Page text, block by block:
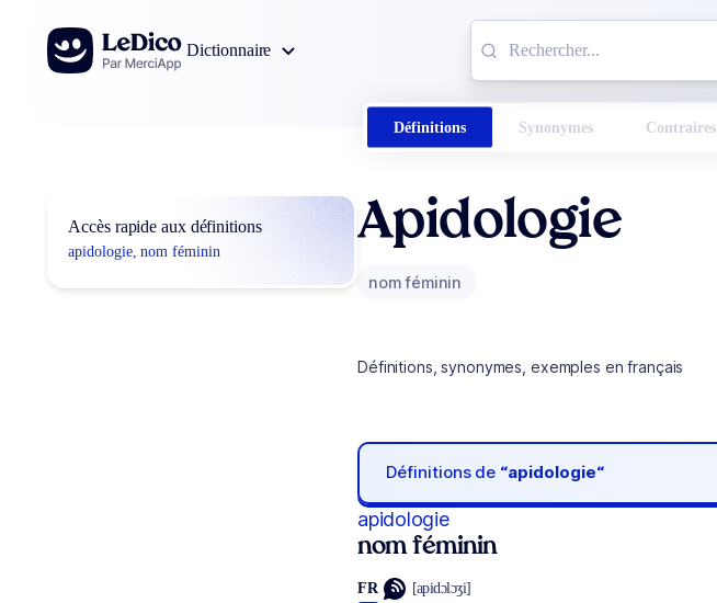
Aller au contenu
Dictionnaire
Définitions Synonymes Contraires
Accès rapide aux définitions
apidologie, nom féminin
Apidologie
nom féminin
Définitions, synonymes, exemples en français
Définitions de “apidologie“
apidologie
nom féminin
FR [apidɔlɔʒi]